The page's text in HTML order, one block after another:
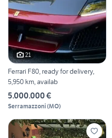
21
Ferrari F80, ready for delivery,
5,950 km, availab
5.000.000 €
Serramazzoni(MO)